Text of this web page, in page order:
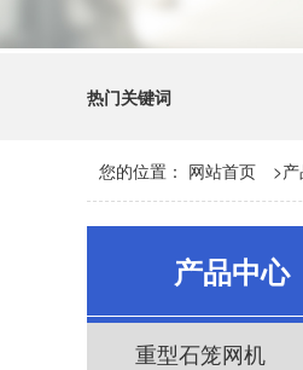
热门关键词
您的位置： 网站首页 >
产品中心
重型石笼网机